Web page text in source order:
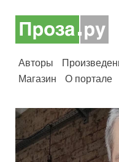
Авторы
Магазин
О портале